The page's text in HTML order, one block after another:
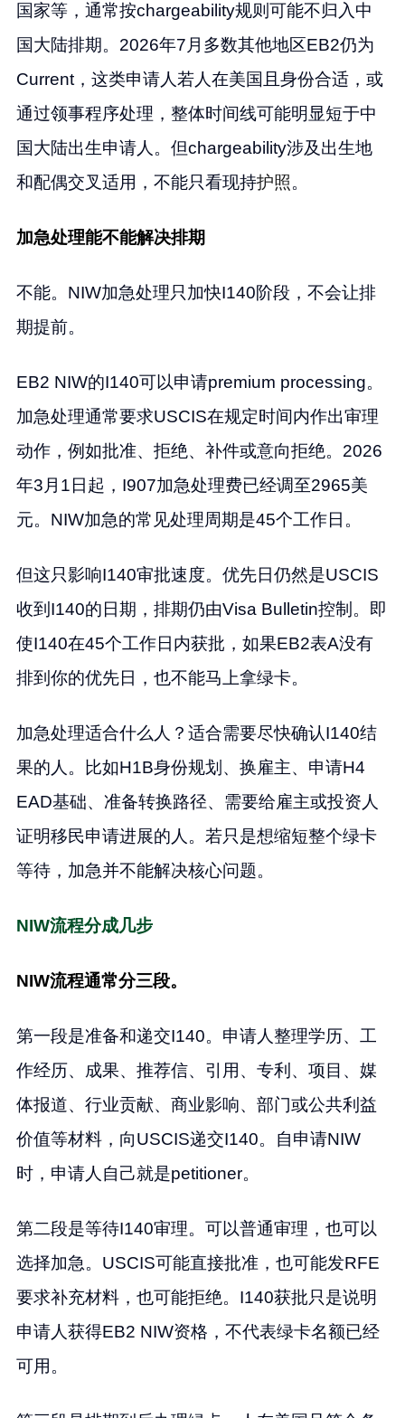
国家等，通常按chargeability规则可能不归入中
国大陆排期。2026年7月多数其他地区EB2仍为
Current，这类申请人若人在美国且身份合适，或
通过领事程序处理，整体时间线可能明显短于中
国大陆出生申请人。但chargeability涉及出生地
和配偶交叉适用，不能只看现持护照。
加急处理能不能解决排期
不能。NIW加急处理只加快I140阶段，不会让排
期提前。
EB2 NIW的I140可以申请premium processing。
加急处理通常要求USCIS在规定时间内作出审理
动作，例如批准、拒绝、补件或意向拒绝。2026
年3月1日起，I907加急处理费已经调至2965美
元。NIW加急的常见处理周期是45个工作日。
但这只影响I140审批速度。优先日仍然是USCIS
收到I140的日期，排期仍由Visa Bulletin控制。即
使I140在45个工作日内获批，如果EB2表A没有
排到你的优先日，也不能马上拿绿卡。
加急处理适合什么人？适合需要尽快确认I140结
果的人。比如H1B身份规划、换雇主、申请H4
EAD基础、准备转换路径、需要给雇主或投资人
证明移民申请进展的人。若只是想缩短整个绿卡
等待，加急并不能解决核心问题。
NIW流程分成几步
NIW流程通常分三段。
第一段是准备和递交I140。申请人整理学历、工
作经历、成果、推荐信、引用、专利、项目、媒
体报道、行业贡献、商业影响、部门或公共利益
价值等材料，向USCIS递交I140。自申请NIW
时，申请人自己就是petitioner。
第二段是等待I140审理。可以普通审理，也可以
选择加急。USCIS可能直接批准，也可能发RFE
要求补充材料，也可能拒绝。I140获批只是说明
申请人获得EB2 NIW资格，不代表绿卡名额已经
可用。